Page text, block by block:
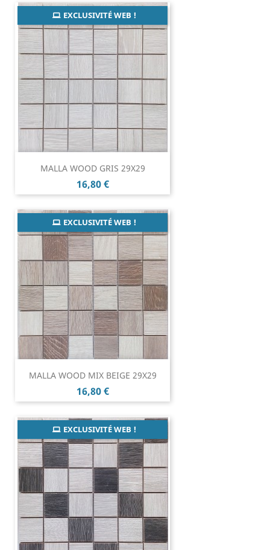
MALLA WOOD GRIS 29X29
Prix
16,80 €
EXCLUSIVITÉ WEB !
MALLA WOOD MIX BEIGE 29X29
Prix
16,80 €
EXCLUSIVITÉ WEB !
EXCLUSIVITÉ WEB !